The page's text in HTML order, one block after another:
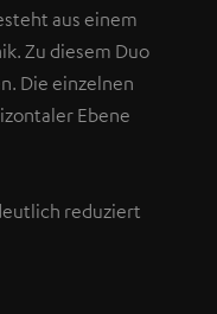
aus einem
Zu diesem Duo
Die einzelnen
Ebene
reduziert